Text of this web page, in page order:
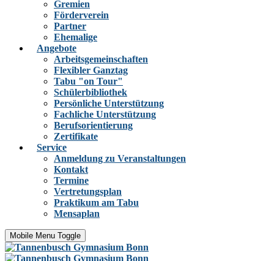
Gremien
Förderverein
Partner
Ehemalige
Angebote
Arbeitsgemeinschaften
Flexibler Ganztag
Tabu "on Tour"
Schülerbibliothek
Persönliche Unterstützung
Fachliche Unterstützung
Berufsorientierung
Zertifikate
Service
Anmeldung zu Veranstaltungen
Kontakt
Termine
Vertretungsplan
Praktikum am Tabu
Mensaplan
Mobile Menu Toggle